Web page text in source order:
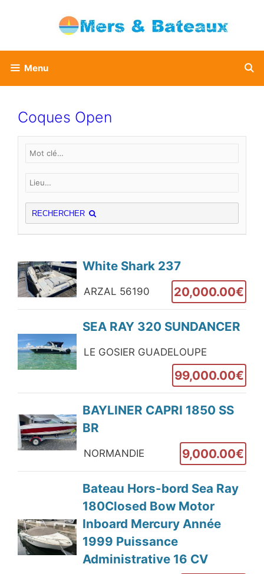
Menu
Coques Open
RECHERCHER
White Shark 237
ARZAL 56190 20,000.00€
SEA RAY 320 SUNDANCER
LE GOSIER GUADELOUPE
99,000.00€
BAYLINER CAPRI 1850 SS
BR
NORMANDIE 9,000.00€
Bateau Hors-bord Sea Ray
180Closed Bow Motor
Inboard Mercury Année
1999 Puissance
Administrative 16 CV